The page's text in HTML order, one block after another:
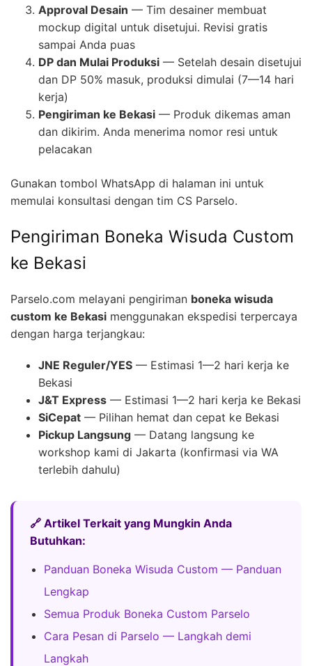
Approval Desain — Tim desainer membuat
mockup digital untuk disetujui. Revisi gratis
sampai Anda puas
DP dan Mulai Produksi — Setelah desain disetujui
dan DP 50% masuk, produksi dimulai (7—14 hari
kerja)
Pengiriman ke Bekasi — Produk dikemas aman
dan dikirim. Anda menerima nomor resi untuk
pelacakan
Gunakan tombol WhatsApp di halaman ini untuk
memulai konsultasi dengan tim CS Parselo.
Pengiriman Boneka Wisuda Custom
ke Bekasi
Parselo.com melayani pengiriman boneka wisuda
custom ke Bekasi menggunakan ekspedisi terpercaya
dengan harga terjangkau:
JNE Reguler/YES — Estimasi 1—2 hari kerja ke
Bekasi
J&T Express — Estimasi 1—2 hari kerja ke Bekasi
SiCepat — Pilihan hemat dan cepat ke Bekasi
Pickup Langsung — Datang langsung ke
workshop kami di Jakarta (konfirmasi via WA
terlebih dahulu)
🔗 Artikel Terkait yang Mungkin Anda
Butuhkan:
Panduan Boneka Wisuda Custom — Panduan
Lengkap
Semua Produk Boneka Custom Parselo
Cara Pesan di Parselo — Langkah demi
Langkah